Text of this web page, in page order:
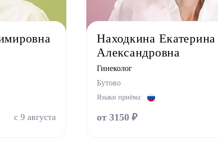
Мануальный терапевт
Невролог
Оториноларинголог (лор)
Офтальмолог (Окулист)
с 9 августа
Находкина Екатерина
Александровна
Гинеколог
Бутово
Языки приёма:
от 3150 ₽